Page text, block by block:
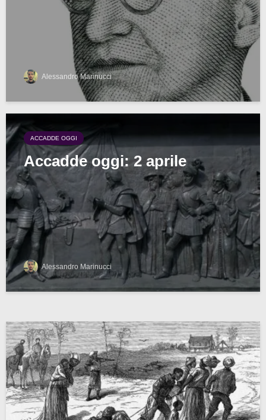
Alessandro Marinucci
ACCADDE OGGI
Accadde oggi: 2 aprile
Alessandro Marinucci